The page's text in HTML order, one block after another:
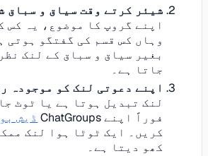
شیئر کرتے وقت سیاق و سباق
اپنے گروپ کا موضوع، یہ کس
وہاں کس قسم کی گفتگو ہوتی
بغیر سیاق و سباق کے لنک
جاتا ہے۔
اپنے دعوتی لنک کو موجودہ
لنک تبدیل ہوتا ہے یا ٹوٹ
فوراً اپنے ChatGroups
ڈیش
کریں۔ ایک ٹوٹا ہوا لنک
کھو دیتا ہے۔